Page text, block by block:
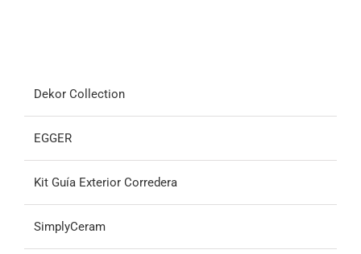
Dekor Collection
EGGER
Kit Guía Exterior Corredera
SimplyCeram